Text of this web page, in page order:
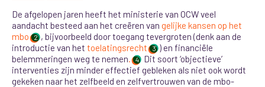
De afgelopen jaren heeft het ministerie van OCW veel
aandacht besteed aan het creëren vangelijke kansen op het
mbo
2 , bijvoorbeeld door toegang tevergroten (denk aan de
introductie van hettoelatingsrecht 3 ) en financiële
belemmeringen weg te nemen
4
Dit soort ‘objectieve’
interventies zijn minder effectief gebleken als niet ook wordt
gekeken naar het zelfbeeld en zelfvertrouwen van de mbo-